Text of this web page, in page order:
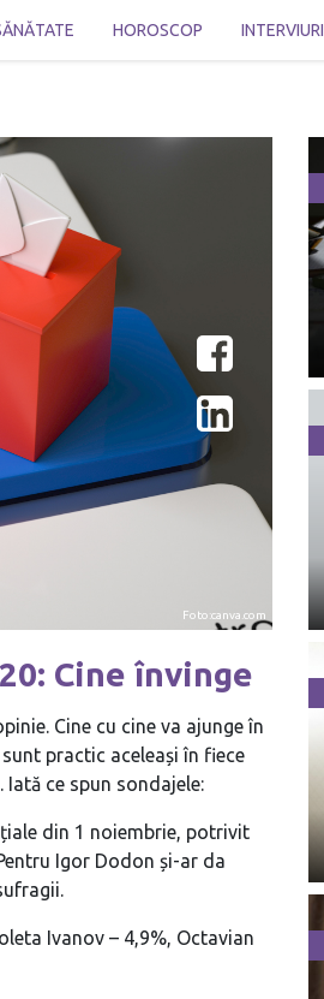
HOROSCOP INTERVIURI
Foto:canva.com
Cine învinge
Cine cu cine va ajunge în
practic aceleași în fiece
ce spun sondajele:
din 1 noiembrie, potrivit
Igor Dodon și-ar da
Ivanov – 4,9%, Octavian